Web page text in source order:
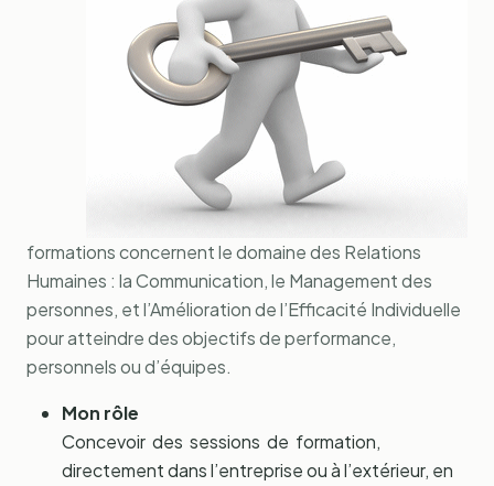
formations concernent le domaine des Relations
Humaines : la Communication, le Management des
personnes, et l’Amélioration de l’Efficacité Individuelle
pour atteindre des objectifs de performance,
personnels ou d’équipes.
Mon rôle
Concevoir des sessions de formation,
directement dans l’entreprise ou à l’extérieur, en